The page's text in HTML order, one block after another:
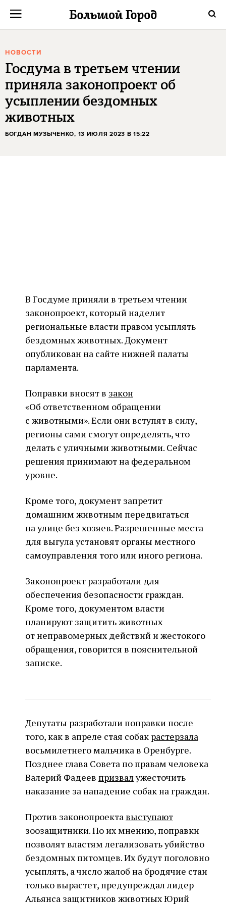
НОВОСТИ
Госдума в третьем чтении
приняла законопроект об
усыплении бездомных
животных
БОГДАН МУЗЫЧЕНКО, 13 ИЮЛЯ 2023 В 15:22
В Госдуме приняли в третьем чтении
законопроект, который наделит
региональные власти правом усыплять
бездомных животных. Документ
опубликован на сайте нижней палаты
парламента.
Поправки вносят в закон
«Об ответственном обращении
с животными». Если они вступят в силу,
регионы сами смогут определять, что
делать с уличными животными. Сейчас
решения принимают на федеральном
уровне.
Кроме того, документ запретит
домашним животным передвигаться
на улице без хозяев. Разрешенные места
для выгула установят органы местного
самоуправления того или иного региона.
Законопроект разработали для
обеспечения безопасности граждан.
Кроме того, документом власти
планируют защитить животных
от неправомерных действий и жестокого
обращения, говорится в пояснительной
записке.
Депутаты разработали поправки после
того, как в апреле стая собак растерзала
восьмилетнего мальчика в Оренбурге.
Позднее глава Совета по правам человека
Валерий Фадеев призвалужесточить
наказание за нападение собак на граждан.
Против законопроектавыступают
зоозащитники. По их мнению, поправки
позволят властям легализовать убийство
бездомных питомцев. Их будут поголовно
усыплять, а число жалоб на бродячие стаи
только вырастет, предупреждал лидер
Альянса защитников животных Юрий